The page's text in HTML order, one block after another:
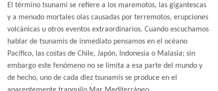
El término tsunami se refiere a los maremotos, las gigantescas
y a menudo mortales olas causadas por terremotos, erupciones
volcánicas u otros eventos extraordinarios. Cuando escuchamos
hablar de tsunamis de inmediato pensamos en el océano
Pacífico, las costas de Chile, Japón, Indonesia o Malasia; sin
embargo este fenómeno no se limita a esa parte del mundo y
de hecho, uno de cada diez tsunamis se produce en el